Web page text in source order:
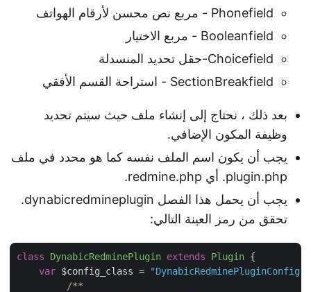
Phonefield - مربع نص محسن لأرقام الهواتف
Booleanfield - مربع الاختيار
Choicefield-حقل تحديد المنسدلة
SectionBreakfield - استراحة القسم الأفقي
بعد ذلك ، نحتاج إلى إنشاء ملف حيث سيتم تحديد
وظيفة المكون الإضافي.
يجب أن يكون اسم الملف نفسه كما هو محدد في ملف
plugin.php. أي redmine.php.
يجب أن يحمل هذا الفصل dynabicredmineplugin.
تحقق من رمز العينة التالي:
class DynabicRedminePlugin extends Plugin {
var $config_class = "DynabicRedminePluginConfig"
/**